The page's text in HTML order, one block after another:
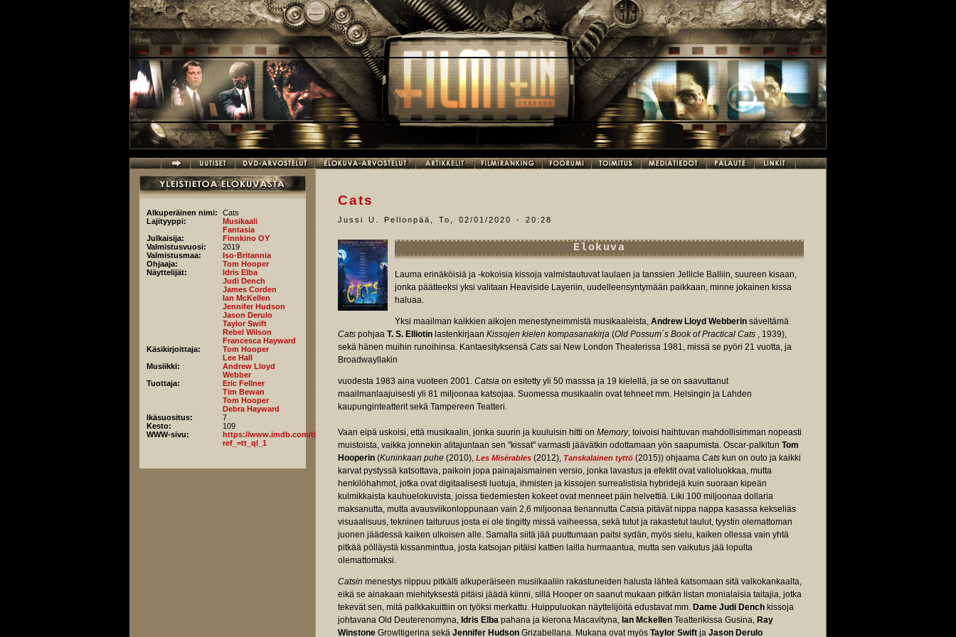
Alkuperäinen nimi:
Cats
Lajityyppi:
Musikaali
Fantasia
Julkaisija:
Finnkino OY
Valmistusvuosi:
2019
Valmistusmaa:
Iso-Britannia
Ohjaaja:
Tom Hooper
Näyttelijät:
Idris Elba
Judi Dench
James Corden
Ian McKellen
Jennifer Hudson
Jason Derulo
Taylor Swift
Rebel Wilson
Francesca Hayward
Käsikirjoittaja:
Tom Hooper
Lee Hall
Musiikki:
Andrew Lloyd
Webber
Tuottaja:
Eric Fellner
Tim Bewan
Tom Hooper
Debra Hayward
Ikäsuositus:
7
Kesto:
109
WWW-sivu:
https://www.imdb.com/title/tt5697572/fullcredits?
ref_=tt_ql_1
Cats
Jussi U. Pellonpää To, 02/01/2020 - 20:28
Elokuva
Lauma erinäköisiä ja -kokoisia kissoja valmistautuvat laulaen ja tanssien Jellicle Balliin, suureen kisaan,
jonka päätteeksi yksi valitaan Heaviside Layeriin, uudelleensyntymään paikkaan, minne jokainen kissa
haluaa.
Yksi maailman kaikkien aikojen menestyneimmistä musikaaleista, Andrew Lloyd Webberin säveltämä
Cats pohjaa T. S. Elliotin lastenkirjaan Kissojen kielen kompasanakirja (Old Possum´s Book of Practical Cats , 1939),
sekä hänen muihin runoihinsa. Kantaesityksensä Cats sai New London Theaterissa 1981, missä se pyöri 21 vuotta, ja
Broadwayllakin
vuodesta 1983 aina vuoteen 2001. Catsia on esitetty yli 50 masssa ja 19 kielellä, ja se on saavuttanut
maailmanlaajuisesti yli 81 miljoonaa katsojaa. Suomessa musikaalin ovat tehneet mm. Helsingin ja Lahden
kaupunginteatterit sekä Tampereen Teatteri.
Vaan eipä uskoisi, että musikaalin, jonka suurin ja kuuluisin hitti on Memory, toivoisi haihtuvan mahdollisimman nopeasti
muistoista, vaikka jonnekin alitajuntaan sen "kissat" varmasti jäävätkin odottamaan yön saapumista. Oscar-palkitun Tom
Hooperin (Kuninkaan puhe (2010), Les Misérables (2012), Tanskalainen tyttö (2015)) ohjaama Cats kun on outo ja kaikki
karvat pystyssä katsottava, paikoin jopa painajaismainen versio, jonka lavastus ja efektit ovat valioluokkaa, mutta
henkilöhahmot, jotka ovat digitaalisesti luotuja, ihmisten ja kissojen surrealistisia hybridejä kuin suoraan kipeän
kulmikkaista kauhuelokuvista, joissa tiedemiesten kokeet ovat menneet päin helvettiä. Liki 100 miljoonaa dollaria
maksanutta, mutta avausviikonloppunaan vain 2,6 miljoonaa tienannutta Catsia pitävät nippa nappa kasassa kekseliäs
visuaalisuus, tekninen taituruus josta ei ole tingitty missä vaiheessa, sekä tutut ja rakastetut laulut, tyystin olemattoman
juonen jäädessä kaiken ulkoisen alle. Samalla siitä jää puuttumaan paitsi sydän, myös sielu, kaiken ollessa vain yhtä
pitkää pölläystä kissanminttua, josta katsojan pitäisi kattien lailla hurmaantua, mutta sen vaikutus jää lopulta
olemattomaksi.
Catsin menestys riippuu pitkälti alkuperäiseen musiikaaliin rakastuneiden halusta lähteä katsomaan sitä valkokankaalta,
eikä se ainakaan miehityksestä pitäisi jäädä kiinni, sillä Hooper on saanut mukaan pitkän listan monialaisia taitajia, jotka
tekevät sen, mitä palkkakuittiin on työksi merkattu. Huippuluokan näyttelijöitä edustavat mm. Dame Judi Dench kissoja
johtavana Old Deuterenomyna, Idris Elba pahana ja kierona Macavityna, Ian Mckellen Teatterikissa Gusina, Ray
Winstone Growltigerina sekä Jennifer Hudson Grizabellana. Mukana ovat myös Taylor Swift ja Jason Derulo